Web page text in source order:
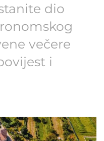
dio
večere
i